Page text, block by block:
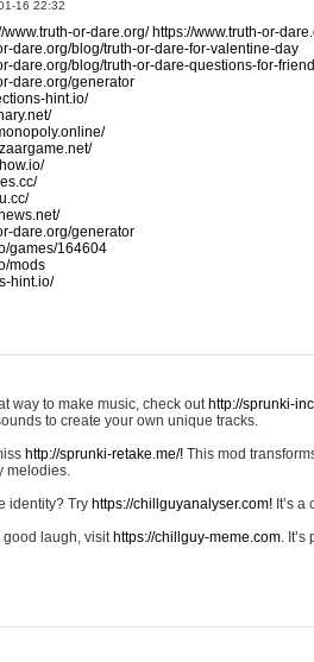
16 22:32
www.truth-or-dare.org/ https://www.truth-or-
dare.org/blog/truth-or-dare-for-valentine-day
dare.org/blog/truth-or-dare-questions-for-
dare.org/generator
hint.io/
dare.org/generator
games/164604
mods
hint.io/
way to make music, check out http://sprunki-
to create your own unique tracks.
http://sprunki-retake.me/! This mod
melodies.
identity? Try https://chillguyanalyser.com! It’s
good laugh, visit https://chillguy-meme.com.